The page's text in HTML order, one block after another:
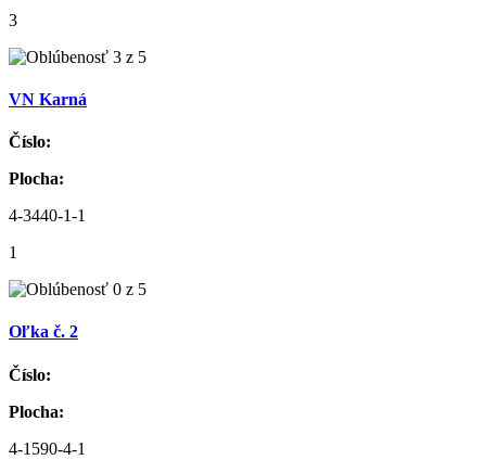
3
VN Karná
Číslo:
Plocha:
4-3440-1-1
1
Oľka č. 2
Číslo:
Plocha:
4-1590-4-1